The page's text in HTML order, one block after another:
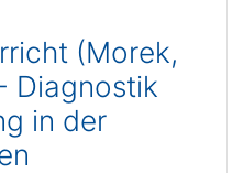
(Morek,
Diagnostik
in der